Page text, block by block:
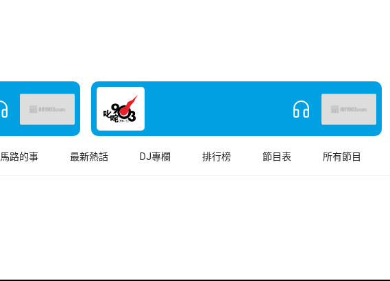
馬路的事 最新熱話 DJ專欄 排行榜 節目表 所有節目